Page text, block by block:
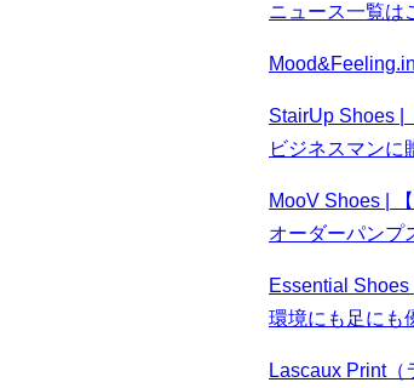
ニュース一覧は
StairUp Shoes |
ビジネスマンに
MooV Shoes |
オーダーパンプ
Essential Shoes
環境にも足にも
Lascaux Print（